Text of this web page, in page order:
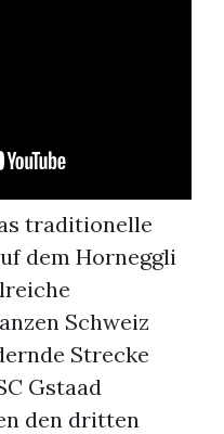
traditionelle
dem Horneggli
Schweiz
Strecke
Gstaad
den dritten